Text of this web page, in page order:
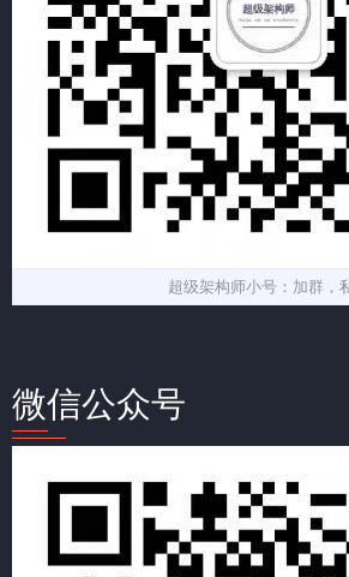
超级架构师小号：加群，
微信公众号